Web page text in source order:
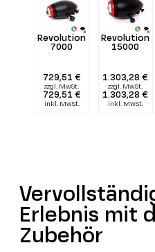
Revolution
7000
729,51 €
zzgl. MwSt.
729,51 €
inkl. MwSt.
Revolution
15000
1.303,28 €
zzgl. MwSt.
1.303,28 €
inkl. MwSt.
Erlebnis mit
Zubehör